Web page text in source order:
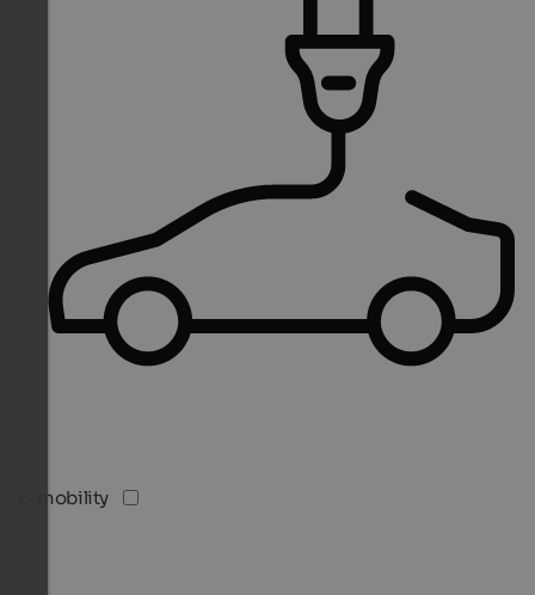
E-mobility